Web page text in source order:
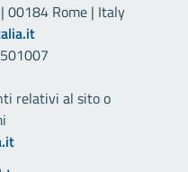
00184 Rome | Italy
relativi al sito o